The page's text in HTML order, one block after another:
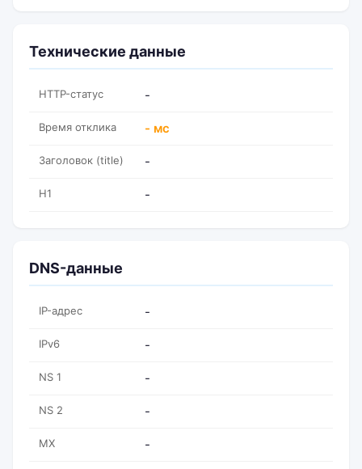
Технические данные
HTTP-статус -
Время отклика - мс
Заголовок (title) -
H1 -
DNS-данные
IP-адрес -
IPv6 -
NS 1 -
NS 2 -
MX -